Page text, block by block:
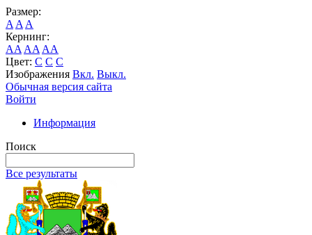
Размер:
A A A
Кернинг:
AA AA AA
Цвет: C C C
Изображения Вкл. Выкл.
Обычная версия сайта
Войти
Информация
Поиск
Все результаты